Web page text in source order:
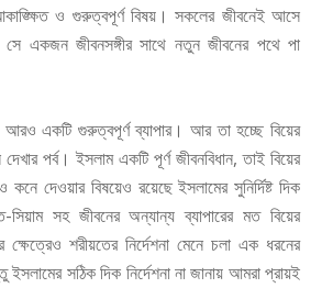
ও গুরুত্বপূর্ণ বিষয়। সকলের জীবনেই আসে
সে একজন জীবনসঙ্গীর সাথে নতুন জীবনের পথে পা
আরও একটি গুরুত্বপূর্ণ ব্যাপার। আর তা হচ্ছে বিয়ের
পর্ব। ইসলাম একটি পূর্ণ জীবনবিধান, তাই বিয়ের
কনে দেওয়ার বিষয়েও রয়েছে ইসলামের সুনির্দিষ্ট দিক
সিয়াম সহ জীবনের অন্যান্য ব্যাপারের মত বিয়ের
শরীয়তের নির্দেশনা মেনে চলা এক ধরনের
সঠিক দিক নির্দেশনা না জানায় আমরা প্রায়ই